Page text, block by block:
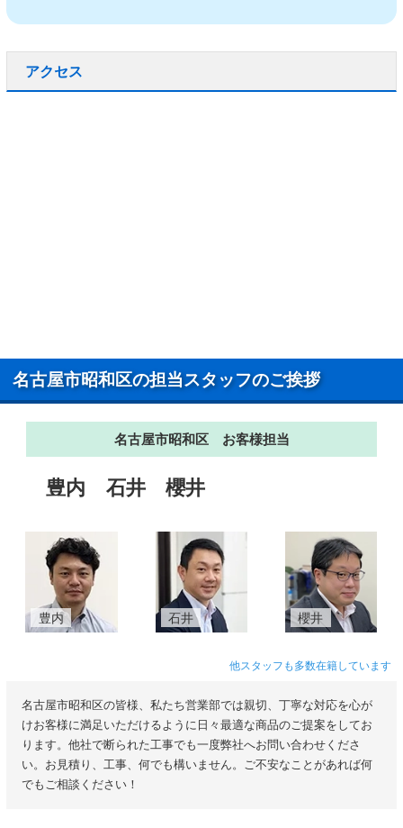
アクセス
名古屋市昭和区の担当スタッフのご挨拶
名古屋市昭和区 お客様担当
豊内 石井 櫻井
豊内 石井 櫻井
他スタッフも多数在籍しています
名古屋市昭和区の皆様、私たち営業部では親切、丁寧な対応を心が
けお客様に満足いただけるように日々最適な商品のご提案をしてお
ります。他社で断られた工事でも一度弊社へお問い合わせくださ
い。お見積り、工事、何でも構いません。ご不安なことがあれば何
でもご相談ください！